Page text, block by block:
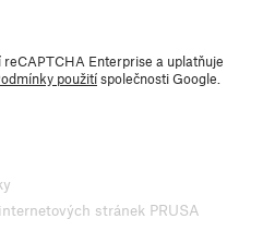
Enterprise a uplatňuje
použitíspolečnosti Google.
stránek PRUSA